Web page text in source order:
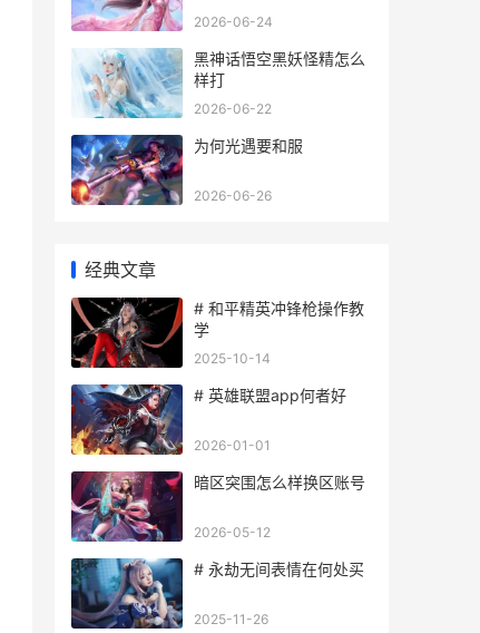
2026-06-24
黑神话悟空黑妖怪精怎么
样打
2026-06-22
为何光遇要和服
2026-06-26
经典文章
# 和平精英冲锋枪操作教
学
2025-10-14
# 英雄联盟app何者好
2026-01-01
暗区突围怎么样换区账号
2026-05-12
# 永劫无间表情在何处买
2025-11-26